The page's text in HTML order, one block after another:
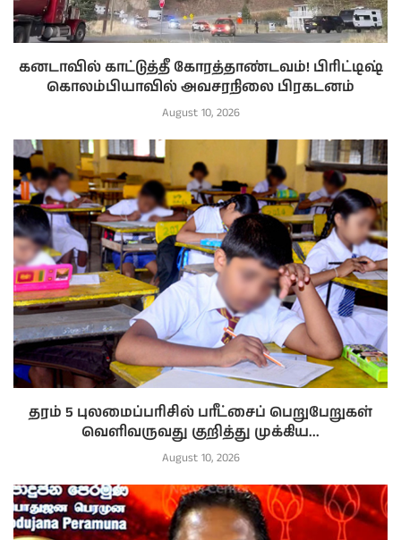
கனடாவில் காட்டுத்தீ கோரத்தாண்டவம்! பிரிட்டிஷ்
கொலம்பியாவில் அவசரநிலை பிரகடனம்
August 10, 2026
தரம் 5 புலமைப்பரிசில் பரீட்சைப் பெறுபேறுகள்
வெளிவருவது குறித்து முக்கிய...
August 10, 2026